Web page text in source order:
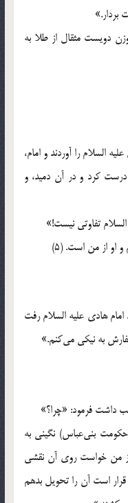
دويست مثقال از طلا به
السلام را آوردند و امام،
درست کرد و در آن دميد، و
تفاوتي نيست!»
او از من است. (5)
هادي عليه السلام رفت
به نيکي مي‌کنم.»
داشت فرمود: «چرا؟»
بني‌عباس) نگيني به
من خواست روي آن نقشي
است آن را تحويل بدهم